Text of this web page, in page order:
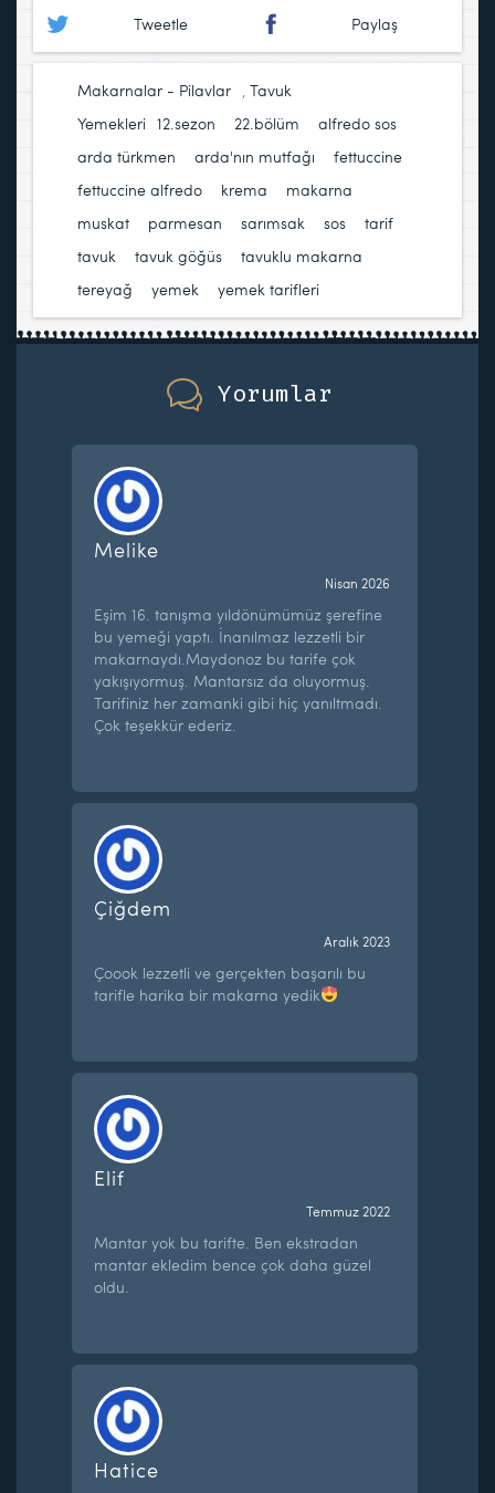
Tweetle Paylaş
Makarnalar - Pilavlar , Tavuk
Yemekleri 12.sezon 22.bölüm alfredo sos
arda türkmen
arda'nın mutfağı fettuccine
fettuccine alfredo
krema makarna
muskat
parmesan sarımsak sos tarif
tavuk
tavuk göğüs tavuklu makarna
tereyağ
yemek yemek tarifleri
Yorumlar
Melike
Nisan 2026
Eşim 16. tanışma yıldönümümüz şerefine
bu yemeği yaptı. İnanılmaz lezzetli bir
makarnaydı.Maydonoz bu tarife çok
yakışıyormuş. Mantarsız da oluyormuş.
Tarifiniz her zamanki gibi hiç yanıltmadı.
Çok teşekkür ederiz.
Çiğdem
Aralık 2023
Çoook lezzetli ve gerçekten başarılı bu
tarifle harika bir makarna yedik
Elif
Temmuz 2022
Mantar yok bu tarifte. Ben ekstradan
mantar ekledim bence çok daha güzel
oldu.
Hatice